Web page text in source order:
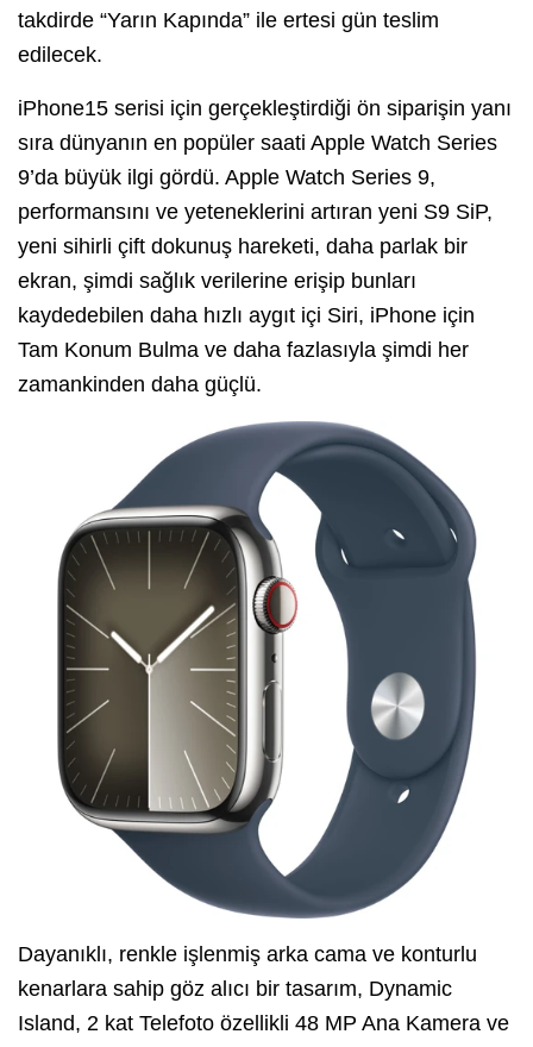
takdirde “Yarın Kapında” ile ertesi gün teslim
edilecek.
iPhone15 serisi için gerçekleştirdiği ön siparişin yanı
sıra dünyanın en popüler saati Apple Watch Series
9’da büyük ilgi gördü. Apple Watch Series 9,
performansını ve yeteneklerini artıran yeni S9 SiP,
yeni sihirli çift dokunuş hareketi, daha parlak bir
ekran, şimdi sağlık verilerine erişip bunları
kaydedebilen daha hızlı aygıt içi Siri, iPhone için
Tam Konum Bulma ve daha fazlasıyla şimdi her
zamankinden daha güçlü.
Dayanıklı, renkle işlenmiş arka cama ve konturlu
kenarlara sahip göz alıcı bir tasarım, Dynamic
Island, 2 kat Telefoto özellikli 48 MP Ana Kamera ve